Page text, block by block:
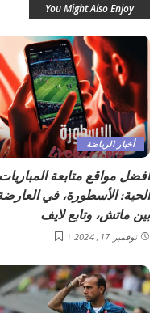
You Might Also Enjoy
أخبار الرياضة
أفضل مواقع متابعة المباريات
الحية: الأسطورة، في
بين ماتش، وتابع لايف
نوفمبر 17, 2024